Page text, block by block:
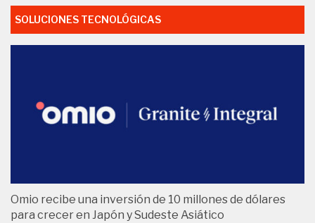
SOLUCIONES TECNOLÓGICAS
Omio recibe una inversión de 10 millones de dólares
para crecer en Japón y Sudeste Asiático